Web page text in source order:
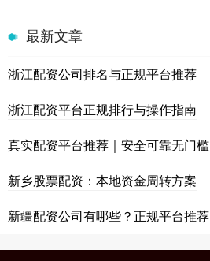
最新文章
浙江配资公司排名与正规平台推荐
浙江配资平台正规排行与操作指南
真实配资平台推荐｜安全可靠无门槛
新乡股票配资：本地资金周转方案
新疆配资公司有哪些？正规平台推荐